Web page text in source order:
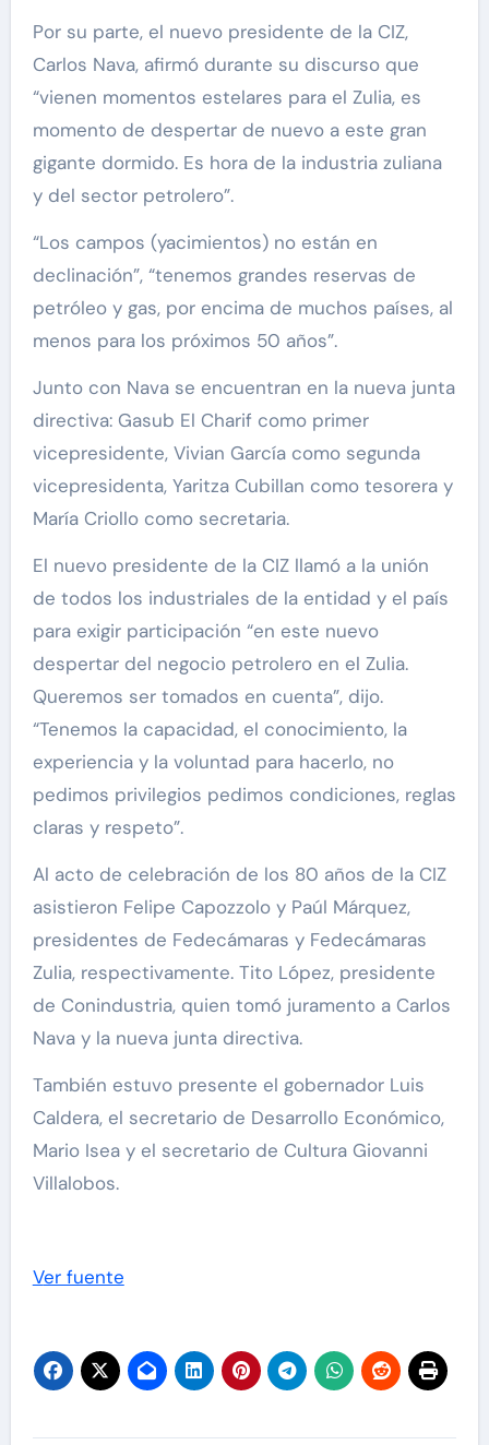
Por su parte, el nuevo presidente de la CIZ,
Carlos Nava, afirmó durante su discurso que
“vienen momentos estelares para el Zulia, es
momento de despertar de nuevo a este gran
gigante dormido. Es hora de la industria zuliana
y del sector petrolero”.
“Los campos (yacimientos) no están en
declinación”, “tenemos grandes reservas de
petróleo y gas, por encima de muchos países, al
menos para los próximos 50 años”.
Junto con Nava se encuentran en la nueva junta
directiva: Gasub El Charif como primer
vicepresidente, Vivian García como segunda
vicepresidenta, Yaritza Cubillan como tesorera y
María Criollo como secretaria.
El nuevo presidente de la CIZ llamó a la unión
de todos los industriales de la entidad y el país
para exigir participación “en este nuevo
despertar del negocio petrolero en el Zulia.
Queremos ser tomados en cuenta”, dijo.
“Tenemos la capacidad, el conocimiento, la
experiencia y la voluntad para hacerlo, no
pedimos privilegios pedimos condiciones, reglas
claras y respeto”.
Al acto de celebración de los 80 años de la CIZ
asistieron Felipe Capozzolo y Paúl Márquez,
presidentes de Fedecámaras y Fedecámaras
Zulia, respectivamente. Tito López, presidente
de Conindustria, quien tomó juramento a Carlos
Nava y la nueva junta directiva.
También estuvo presente el gobernador Luis
Caldera, el secretario de Desarrollo Económico,
Mario Isea y el secretario de Cultura Giovanni
Villalobos.
Ver fuente